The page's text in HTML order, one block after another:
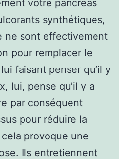
votre pancréas
synthétiques,
ne sont effectivement
pour remplacer le
faisant penser qu’il y
lui, pense qu’il y a
par conséquent
pour réduire la
provoque une
Ils entretiennent